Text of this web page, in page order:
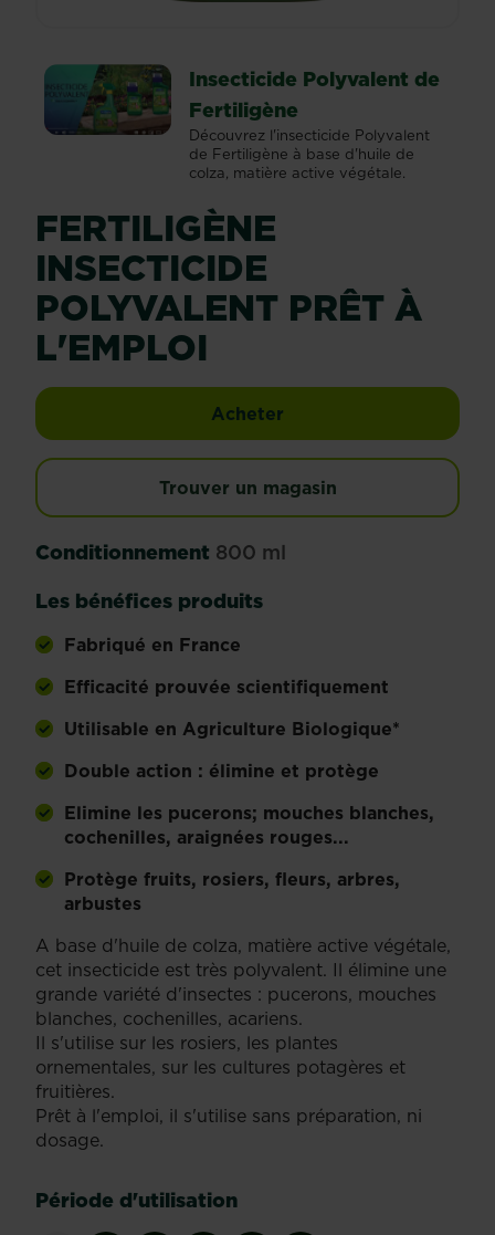
Insecticide Polyvalent de
Fertiligène
Découvrez l'insecticide Polyvalent
de Fertiligène à base d'huile de
colza, matière active végétale.
FERTILIGÈNE
INSECTICIDE
POLYVALENT PRÊT À
L'EMPLOI
Acheter
Trouver un magasin
Conditionnement 800 ml
Les bénéfices produits
Fabriqué en France
Efficacité prouvée scientifiquement
Utilisable en Agriculture Biologique*
Double action : élimine et protège
Elimine les pucerons; mouches blanches,
cochenilles, araignées rouges...
Protège fruits, rosiers, fleurs, arbres,
arbustes
A base d'huile de colza, matière active végétale,
cet insecticide est très polyvalent. Il élimine une
grande variété d'insectes : pucerons, mouches
blanches, cochenilles, acariens.
Il s'utilise sur les rosiers, les plantes
ornementales, sur les cultures potagères et
fruitières.
Prêt à l'emploi, il s'utilise sans préparation, ni
dosage.
Période d'utilisation